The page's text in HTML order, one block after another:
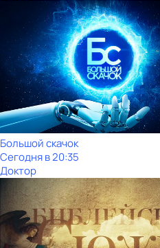
Большой скачок
Сегодня в 20:35
Доктор